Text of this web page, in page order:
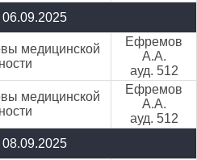
06.09.2025
медицинской
Ефремов
А.А.
ауд. 512
медицинской
Ефремов
А.А.
ауд. 512
08.09.2025